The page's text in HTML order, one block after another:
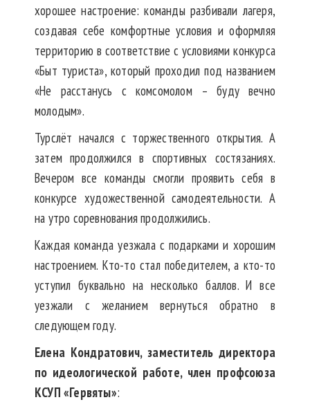
хорошее настроение: команды разбивали лагеря,
создавая себе комфортные условия и оформляя
территорию в соответствие с условиями конкурса
«Быт туриста», который проходил под названием
«Не расстанусь с комсомолом – буду вечно
молодым».
Турслёт начался с торжественного открытия. А
затем продолжился в спортивных состязаниях.
Вечером все команды смогли проявить себя в
конкурсе художественной самодеятельности. А
на утро соревнования продолжились.
Каждая команда уезжала с подарками и хорошим
настроением. Кто-то стал победителем, а кто-то
уступил буквально на несколько баллов. И все
уезжали с желанием вернуться обратно в
следующем году.
Елена Кондратович, заместитель директора
по идеологической работе, член профсоюза
КСУП «Гервяты»: